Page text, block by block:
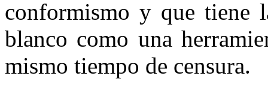
conformismo y que tiene
blanco como una
mismo tiempo de censura.